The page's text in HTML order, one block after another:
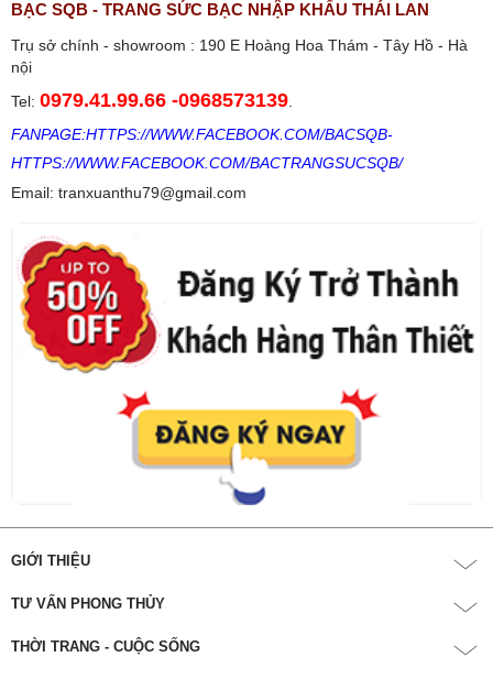
Bạn hãy đăng nhập vào Facebook để thực hiện bình luận và chia
Facebook:
BẠC SQB - TRANG SỨC BẠC NHẬP KHẨU THÁI LAN
Trụ sở chính - showroom : 190 E Hoàng Hoa Thám - Tây Hồ - Hà
nội
Tel: 0979.41.99.66 -0968573139
FANPAGE:HTTPS://WWW.FACEBOOK.COM/BACSQB-
HTTPS://WWW.FACEBOOK.COM/BACTRANGSUCSQB/
Email: tranxuanthu79@gmail.com
GIỚI THIỆU
TƯ VẤN PHONG THỦY
THỜI TRANG - CUỘC SỐNG